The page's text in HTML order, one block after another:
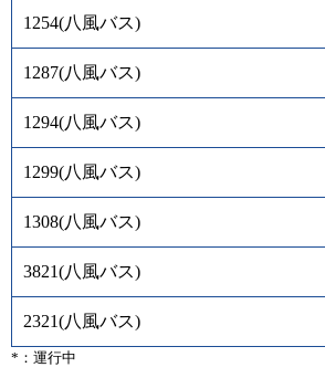
1254(八風バス)
1287(八風バス)
1294(八風バス)
1299(八風バス)
1308(八風バス)
3821(八風バス)
2321(八風バス)
*：運行中